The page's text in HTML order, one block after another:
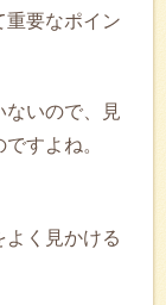
重要なポイン
ないので、見
すよね。
く見かける